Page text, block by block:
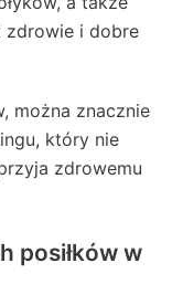
zdrowie i dobre
można znacznie
który nie
zdrowemu
posiłków w